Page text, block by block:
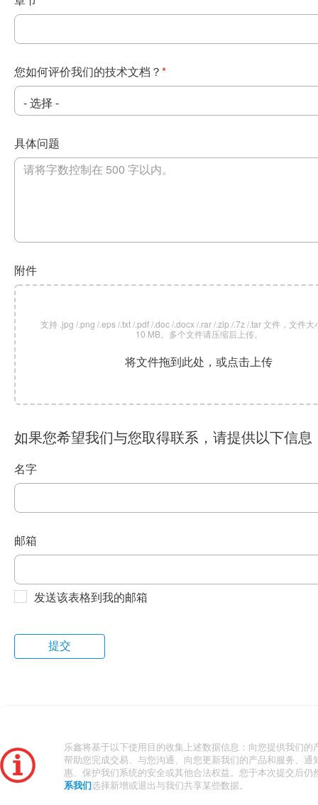
您如何评价我们的技术文档？ *
具体问题
附件
支持 .jpg /.png /.eps /.txt /.pdf /.doc /.docx /.rar /.zip /.7z /.tar 文件，文件大
10 MB。多个文件请压缩后上传。
将文件拖到此处，或点击上传
如果您希望我们与您取得联系，请提供以下信息
名字
邮箱
发送该表格到我的邮箱
乐鑫将基于以下使用目的收集上述数据信息：向您提供我们的
帮助您完成交易、与您沟通、向您更新我们的产品和服务、通
惠、保护我们系统的安全或其他合法权益。您于本次提交后仍
系我们 选择新增或退出与我们共享某些数据。